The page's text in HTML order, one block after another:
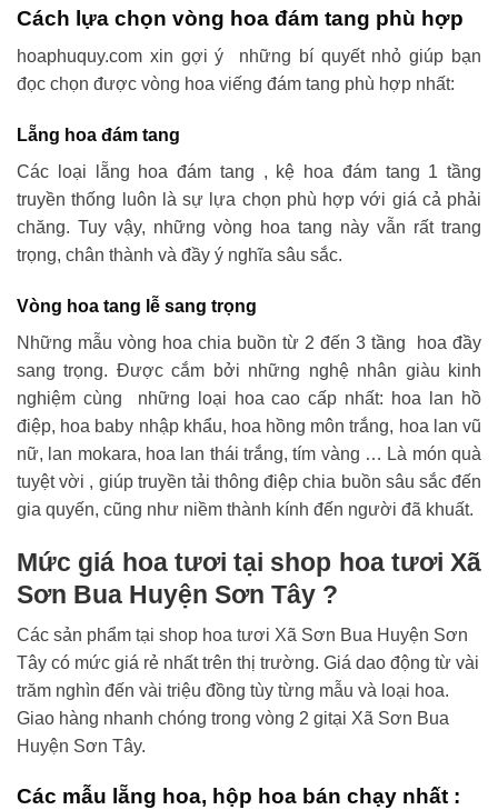
Cách lựa chọn vòng hoa đám tang phù hợp
hoaphuquy.com xin gợi ý những bí quyết nhỏ giúp bạn
đọc chọn được vòng hoa viếng đám tang phù hợp nhất:
Lẵng hoa đám tang
Các loại lẵng hoa đám tang , kệ hoa đám tang 1 tầng
truyền thống luôn là sự lựa chọn phù hợp với giá cả phải
chăng. Tuy vậy, những vòng hoa tang này vẫn rất trang
trọng, chân thành và đầy ý nghĩa sâu sắc.
Vòng hoa tang lễ sang trọng
Những mẫu vòng hoa chia buồn từ 2 đến 3 tầng hoa đầy
sang trọng. Được cắm bởi những nghệ nhân giàu kinh
nghiệm cùng những loại hoa cao cấp nhất: hoa lan hồ
điệp, hoa baby nhập khẩu, hoa hồng môn trắng, hoa lan vũ
nữ, lan mokara, hoa lan thái trắng, tím vàng … Là món quà
tuyệt vời , giúp truyền tải thông điệp chia buồn sâu sắc đến
gia quyến, cũng như niềm thành kính đến người đã khuất.
Mức giá hoa tươi tại shop hoa tươi Xã
Sơn Bua Huyện Sơn Tây ?
Các sản phẩm tại shop hoa tươi Xã Sơn Bua Huyện Sơn
Tây có mức giá rẻ nhất trên thị trường. Giá dao động từ vài
trăm nghìn đến vài triệu đồng tùy từng mẫu và loại hoa.
Giao hàng nhanh chóng trong vòng 2 gitại Xã Sơn Bua
Huyện Sơn Tây.
Các mẫu lẵng hoa, hộp hoa bán chạy nhất :